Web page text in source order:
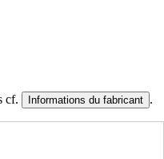
cf. Informations du fabricant .